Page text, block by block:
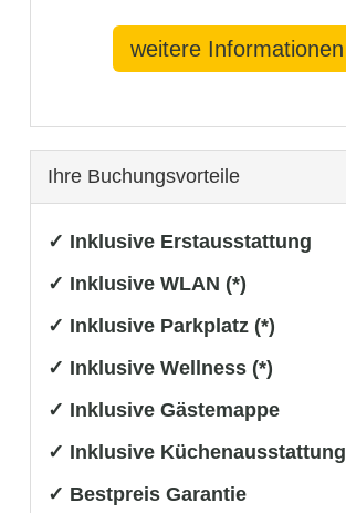
weitere Informationen
Ihre Buchungsvorteile
✓ Inklusive Erstausstattung
✓ Inklusive WLAN (*)
✓ Inklusive Parkplatz (*)
✓ Inklusive Wellness (*)
✓ Inklusive Gästemappe
✓ Inklusive Küchenausstattung
✓ Bestpreis Garantie